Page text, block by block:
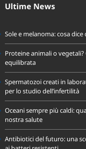
Ultime News
Sole e melanoma: cosa
Proteine animali o
equilibrata
Spermatozoi creati in
per lo studio dell’infertilità
Oceani sempre più caldi:
nostra salute
Antibiotici del futuro: una